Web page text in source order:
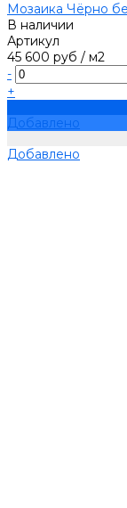
Мозаика Чёрно
В наличии
Артикул
45 600 руб / м2
-
+
Добавлено
Добавлено